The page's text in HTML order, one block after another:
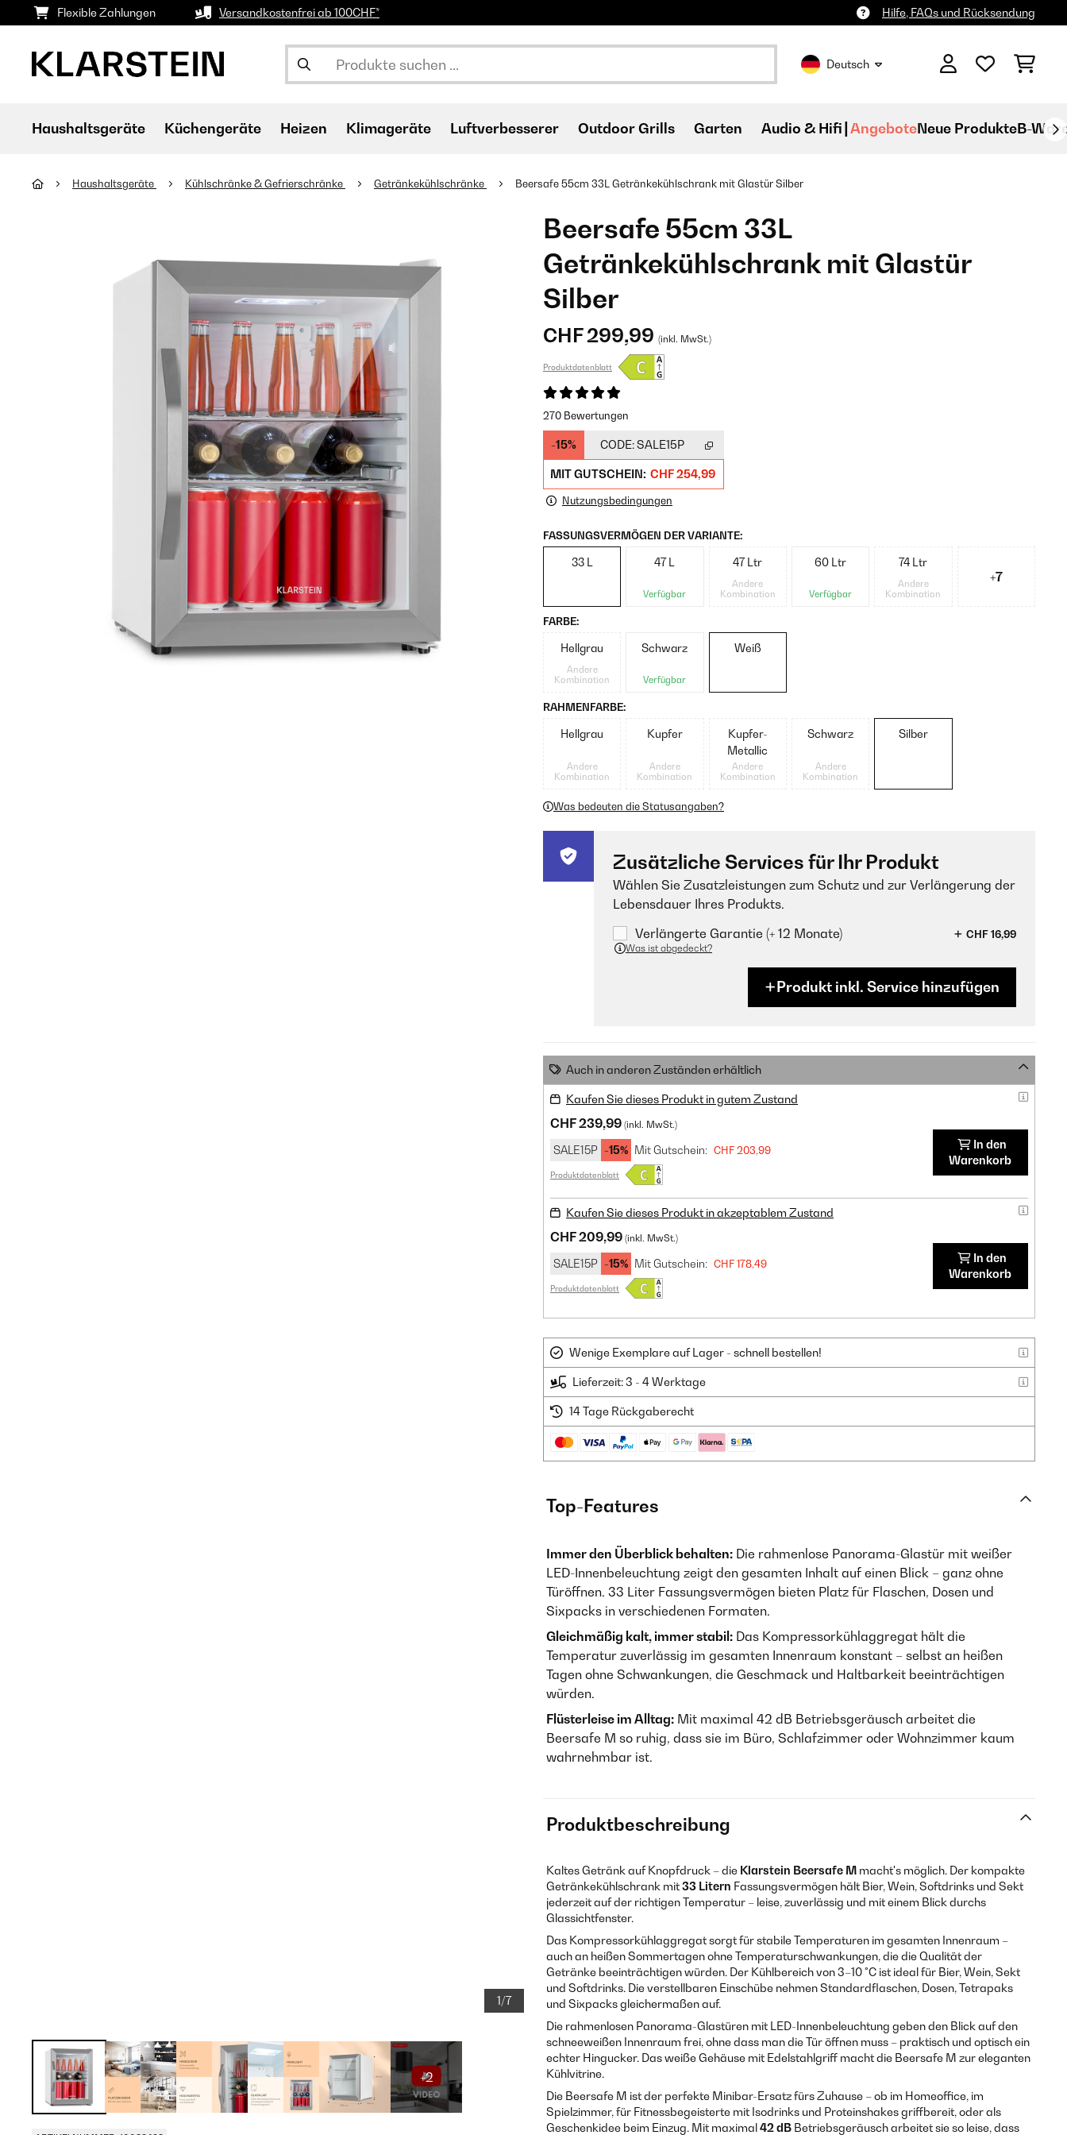
Flexible Zahlungen Versandkostenfrei ab 100CHF* Hilfe, FAQs und Rücksendung
Deutsch
Haushaltsgeräte Küchengeräte Heizen Klimageräte Luftverbesserer Outdoor Grills Garten Audio & Hifi AngeboteNeue ProdukteB-
Haushaltsgeräte Kühlschränke & Gefrierschränke Getränkekühlschränke Beersafe 55cm 33L Getränkekühlschrank mit Glastür​ Silber
1/7
+2
Beersafe 55cm 33L
Getränkekühlschrank mit Glastür​
Silber
CHF 299,99 (inkl. MwSt.)
Produktdatenblatt
270 Bewertungen
-15% CODE:SALE15P
MIT GUTSCHEIN: CHF 254,99
Nutzungsbedingungen
FASSUNGSVERMÖGEN DER VARIANTE:
33 L 47 L
Verfügbar
47 Ltr
Andere
Kombination
60 Ltr
Verfügbar
74 Ltr
Andere
Kombination
+7
FARBE:
Hellgrau
Andere
Kombination
Schwarz
Verfügbar
Weiß
RAHMENFARBE:
Hellgrau
Andere
Kombination
Kupfer
Andere
Kombination
Kupfer-
Metallic
Andere
Kombination
Schwarz
Andere
Kombination
Silber
Was bedeuten die Statusangaben?
Zusätzliche Services für Ihr Produkt
Wählen Sie Zusatzleistungen zum Schutz und zur Verlängerung der
Lebensdauer Ihres Produkts.
Verlängerte Garantie (+ 12 Monate)
CHF 16,99
Was ist abgedeckt?
Produkt inkl. Service hinzufügen
Auch in anderen Zuständen erhältlich
Kaufen Sie dieses Produkt in gutem Zustand
CHF 239,99 (inkl. MwSt.)
SALE15P -15% Mit Gutschein: CHF 203,99
Produktdatenblatt
In den
Warenkorb
Kaufen Sie dieses Produkt in akzeptablem Zustand
CHF 209,99 (inkl. MwSt.)
SALE15P -15% Mit Gutschein: CHF 178,49
Produktdatenblatt
In den
Warenkorb
Wenige Exemplare auf Lager - schnell bestellen!
Lieferzeit: 3 - 4 Werktage
14 Tage Rückgaberecht
Top-Features
Immer den Überblick behalten: Die rahmenlose Panorama-Glastür mit weißer
LED-Innenbeleuchtung zeigt den gesamten Inhalt auf einen Blick – ganz ohne
Türöffnen. 33 Liter Fassungsvermögen bieten Platz für Flaschen, Dosen und
Sixpacks in verschiedenen Formaten.
Gleichmäßig kalt, immer stabil: Das Kompressorkühlaggregat hält die
Temperatur zuverlässig im gesamten Innenraum konstant – selbst an heißen
Tagen ohne Schwankungen, die Geschmack und Haltbarkeit beeinträchtigen
würden.
Flüsterleise im Alltag: Mit maximal 42 dB Betriebsgeräusch arbeitet die
Beersafe M so ruhig, dass sie im Büro, Schlafzimmer oder Wohnzimmer kaum
wahrnehmbar ist.
Produktbeschreibung
Kaltes Getränk auf Knopfdruck – die Klarstein Beersafe M macht's möglich. Der kompakte
Getränkekühlschrank mit33 Litern Fassungsvermögen hält Bier, Wein, Softdrinks und Sekt
jederzeit auf der richtigen Temperatur – leise, zuverlässig und mit einem Blick durchs
Glassichtfenster.
Das Kompressorkühlaggregat sorgt für stabile Temperaturen im gesamten Innenraum –
auch an heißen Sommertagen ohne Temperaturschwankungen, die die Qualität der
Getränke beeinträchtigen würden. Der Kühlbereich von 3–10 °C ist ideal für Bier, Wein, Sekt
und Softdrinks. Die verstellbaren Einschübe nehmen Standardflaschen, Dosen, Tetrapaks
und Sixpacks gleichermaßen auf.
Die rahmenlosen Panorama-Glastüren mit LED-Innenbeleuchtung geben den Blick auf den
schneeweißen Innenraum frei, ohne dass man die Tür öffnen muss – praktisch und optisch ein
echter Hingucker. Das weiße Gehäuse mit Edelstahlgriff macht die Beersafe M zur eleganten
Kühlvitrine.
Die Beersafe M ist der perfekte Minibar-Ersatz fürs Zuhause – ob im Homeoffice, im
Spielzimmer, für Fitnessbegeisterte mit Isodrinks und Proteinshakes griffbereit, oder als
Geschenkidee beim Einzug. Mit maximal42 dB Betriebsgeräusch arbeitet sie so leise, dass